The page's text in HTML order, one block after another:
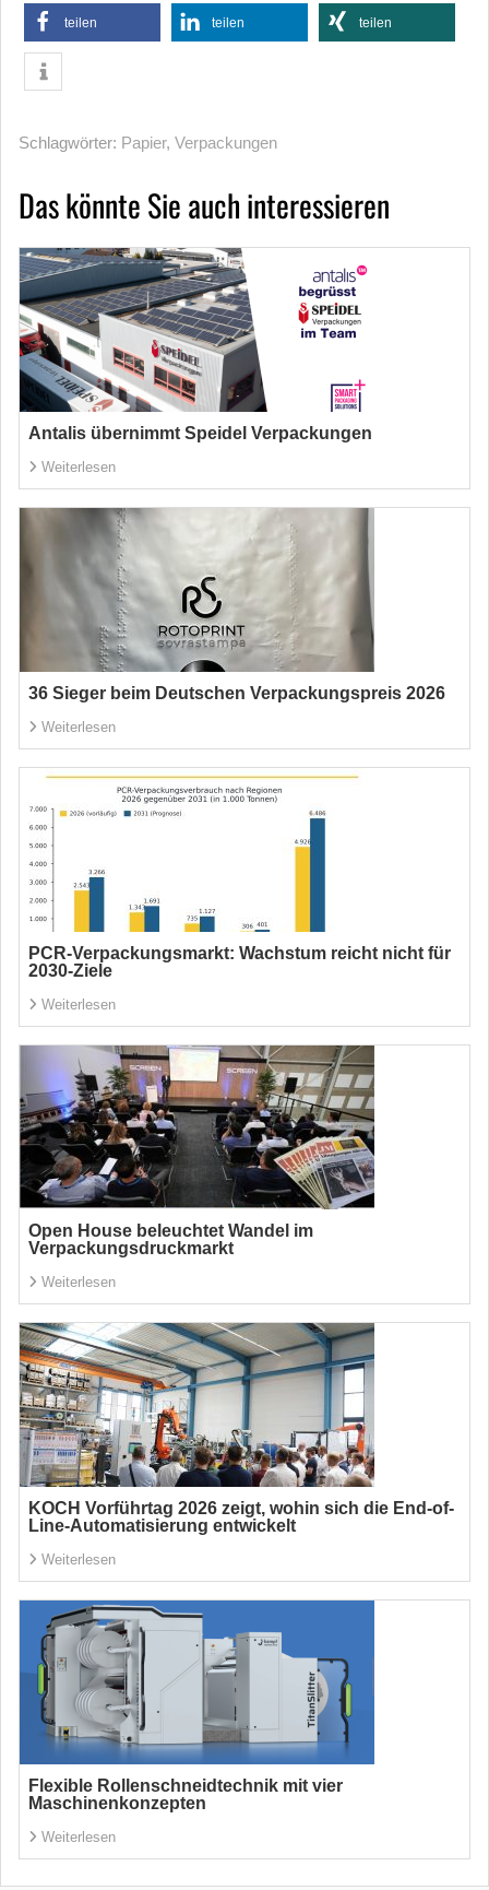
teilen teilen teilen
Schlagwörter: Papier, Verpackungen
Das könnte Sie auch interessieren
Antalis übernimmt Speidel Verpackungen
Weiterlesen
36 Sieger beim Deutschen Verpackungspreis 2026
Weiterlesen
PCR-Verpackungsmarkt: Wachstum reicht nicht für
2030-Ziele
Weiterlesen
Open House beleuchtet Wandel im
Verpackungsdruckmarkt
Weiterlesen
KOCH Vorführtag 2026 zeigt, wohin sich die End-of-
Line-Automatisierung entwickelt
Weiterlesen
Flexible Rollenschneidtechnik mit vier
Maschinenkonzepten
Weiterlesen